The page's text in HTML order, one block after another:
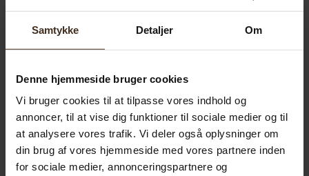
Samtykke Detaljer Om
Denne hjemmeside bruger cookies
Vi bruger cookies til at tilpasse vores indhold og
annoncer, til at vise dig funktioner til sociale medier og til
at analysere vores trafik. Vi deler også oplysninger om
din brug af vores hjemmeside med vores partnere inden
for sociale medier, annonceringspartnere og
forborede huller til monteringssnoren.
Monteringssnoren er en sejlgarn fremstillet af hamp
der er et 100% naturmateriale. Snoren er rigelig lang
Plakat listen på 43cm passer perfekt til vores
fugleplakater med havens fugle